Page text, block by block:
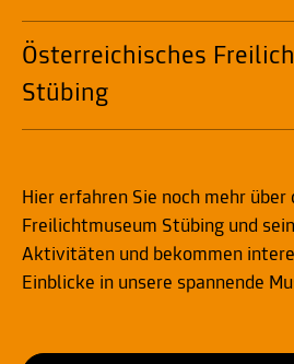
Österreichisches
Stübing
Hier erfahren Sie noch mehr
Freilichtmuseum Stübing und
Aktivitäten und bekommen
Einblicke in unsere spannende